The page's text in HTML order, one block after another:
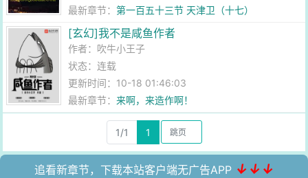
最新章节：第一百五十三节 天津卫（十七）
[玄幻]我不是咸鱼作者
作者： 吹牛小王子
状态：连载
更新时间：10-18 01:46:03
最新章节：来啊，来造作啊！
1/1 1
追看新章节，下载本站客户端无广告APP ↓↓↓